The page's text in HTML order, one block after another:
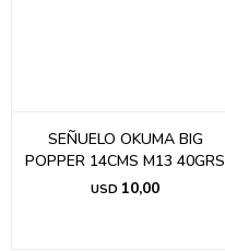
SEÑUELO OKUMA BIG
POPPER 14CMS M13 40GRS
USD 10,00